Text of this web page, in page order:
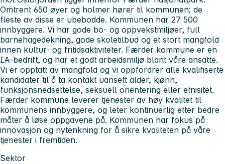
Omtrent 650 øyer og holmer hører til kommunen; de
fleste av disse er ubebodde. Kommunen har 27 500
innbyggere. Vi har gode bo- og oppvekstmiljøer, full
barnehagedekning, gode skoletilbud og et stort mangfold
innen kultur- og fritidsaktiviteter. Færder kommune er en
IA-bedrift, og har et godt arbeidsmiljø blant våre ansatte.
Vi er opptatt av mangfold og vi oppfordrer alle kvalifiserte
kandidater til å ta kontakt uansett alder, kjønn,
funksjonsnedsettelse, seksuell orientering eller etnisitet.
Færder kommune leverer tjenester av høy kvalitet til
kommunens innbyggere, og leter kontinuerlig etter bedre
måter å løse oppgavene på. Kommunen har fokus på
innovasjon og nytenkning for å sikre kvaliteten på våre
tjenester i fremtiden.
Sektor